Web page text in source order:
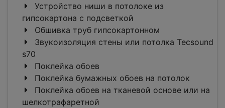
Устройство ниши в потолоке из
гипсокартона с подсветкой
Обшивка труб гипсокартонном
Звукоизоляция стены или потолка Tecsound
s70
Поклейка обоев
Поклейка бумажных обоев на потолок
Поклейка обоев на тканевой основе или на
шелкотрафаретной